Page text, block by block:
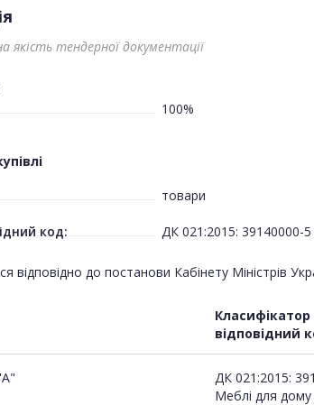
тендерної документації
100%
товари
код: ДК 021:2015:
відповідно до постанови Кабінету Міністрів
Класифікатор
відповідний
ДК 021:2015:
Меблі для дому